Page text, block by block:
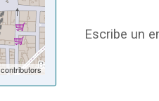
contributors
Escribe un